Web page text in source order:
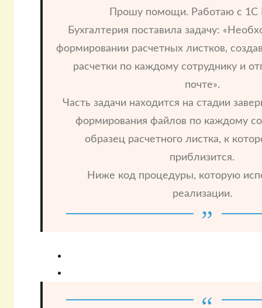
Прошу помощи. Работаю с 1С
Бухгалтерия поставила задачу:
формировании расчетных листков,
расчетки по каждому сотруднику и
почте».
Часть задачи находится на стадии
формирования файлов по каждому
образец расчетного листка, к
приблизится.
Ниже код процедуры, которую
реализации.